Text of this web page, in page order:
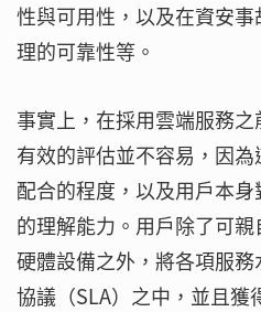
性與可用性，以及在資安
理的可靠性等。
事實上，在採用雲端服務
有效的評估並不容易，因
配合的程度，以及用戶本
的理解能力。用戶除了可
硬體設備之外，將各項服
協議（SLA）之中，並且獲